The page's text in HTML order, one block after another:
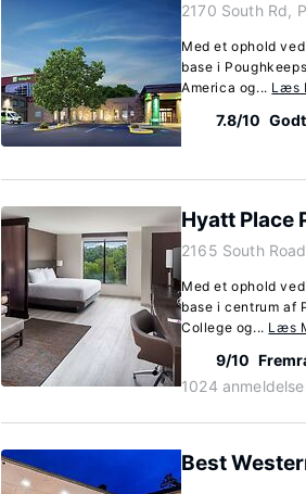
2170 South Rd,
Med et ophold
base i
America og... Læs
7.8/10 Godt
Hyatt Place
2165 South
Med et ophold
base i centrum af
College og... Læs
9/10
1024
Best